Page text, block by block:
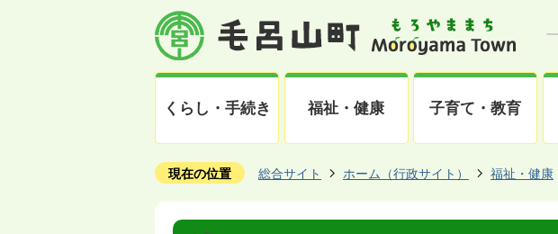
くらし・手続き 福祉・健康 子育て・教育
現在の位置 総合サイト ホーム（行政サイト） 福祉・健康